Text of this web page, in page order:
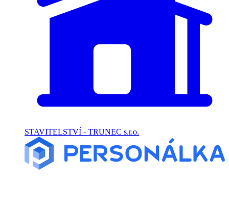
STAVITELSTVÍ - TRUNEC s.r.o.